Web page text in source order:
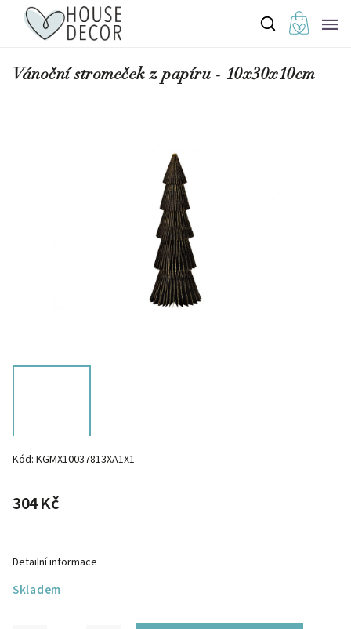
Vánoční stromeček z papíru - 10x30x10cm
Kód: KGMX10037813XA1X1
304 Kč
Skladem
Detailní informace